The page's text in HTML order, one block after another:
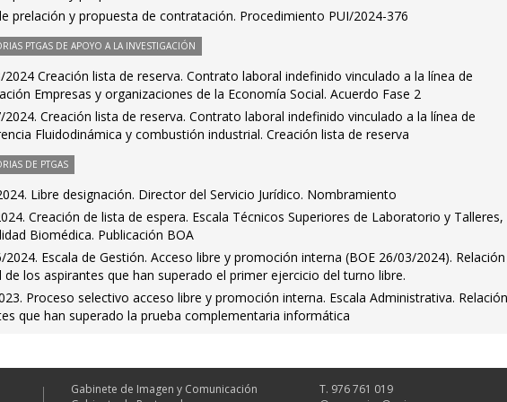
prelación y propuesta de contratación. Procedimiento PUI/2024-376
PTGAS DE APOYO A LA INVESTIGACIÓN
2024 Creación lista de reserva. Contrato laboral indefinido vinculado a la línea de
Empresas y organizaciones de la Economía Social. Acuerdo Fase 2
2024. Creación lista de reserva. Contrato laboral indefinido vinculado a la línea de
Fluidodinámica y combustión industrial. Creación lista de reserva
DE PTGAS
Libre designación. Director del Servicio Jurídico. Nombramiento
Creación de lista de espera. Escala Técnicos Superiores de Laboratorio y Talleres,
Biomédica. Publicación BOA
2024. Escala de Gestión. Acceso libre y promoción interna (BOE 26/03/2024). Relación
de los aspirantes que han superado el primer ejercicio del turno libre.
Proceso selectivo acceso libre y promoción interna. Escala Administrativa.
que han superado la prueba complementaria informática
Gabinete de Imagen y Comunicación
T. 976 761 019